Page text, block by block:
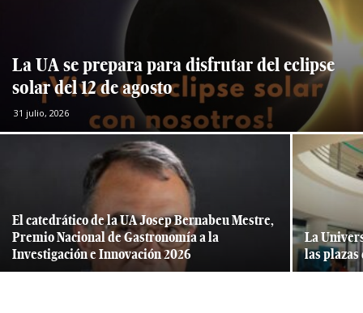
La UA se prepara para disfrutar del eclipse
solar del 12 de agosto
31 julio, 2026
El catedrático de la UA Josep Bernabeu Mestre,
Premio Nacional de Gastronomía a la
Investigación e Innovación 2026
La
las plazas